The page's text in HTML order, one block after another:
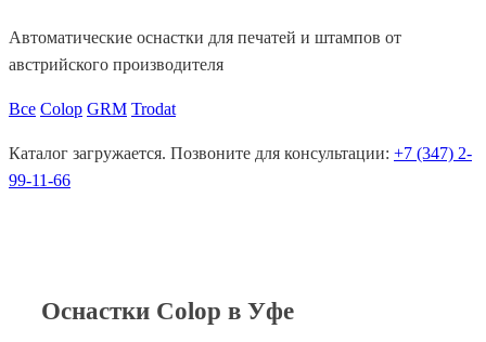
Автоматические оснастки для печатей и штампов от
австрийского производителя
Все Colop GRM Trodat
Каталог загружается. Позвоните для консультации: +7 (347) 2-
99-11-66
Оснастки Colop в Уфе